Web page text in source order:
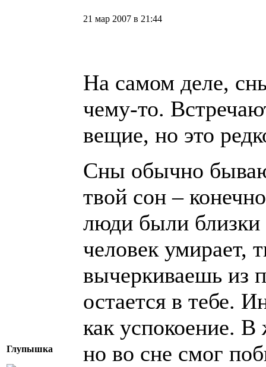
Глупышка
21 мар 2007 в 21:44
На самом деле,
чему-то.
вещие, но это
Сны обычно
твой сон –
люди были близки
человек умирает,
вычеркиваешь из
остается в тебе.
как успокоение.
но во сне смог